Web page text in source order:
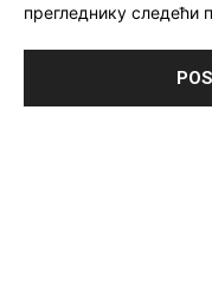
прегледнику следећи